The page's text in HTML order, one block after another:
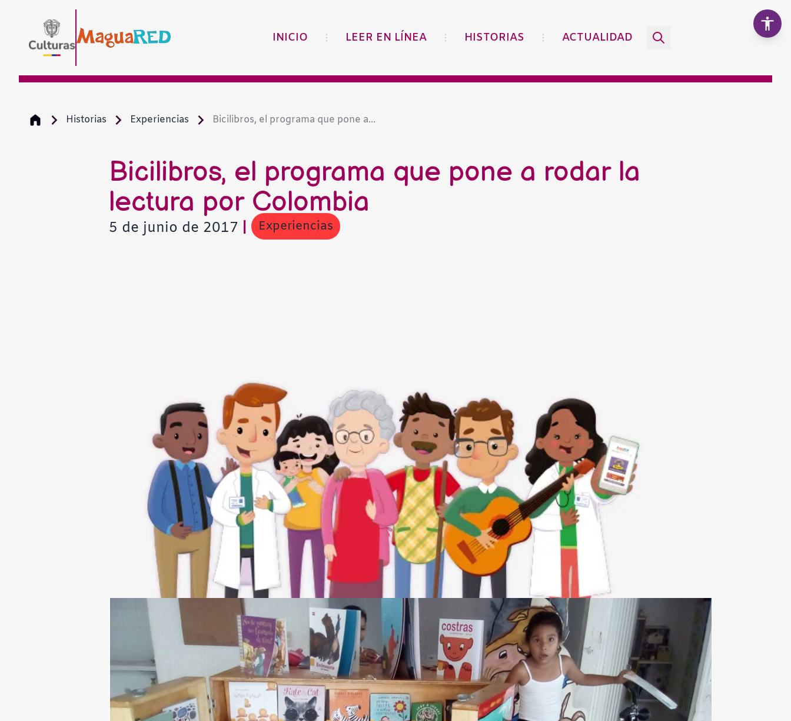
INICIO LEER EN LÍNEA HISTORIAS ACTUALIDAD
Historias Experiencias Bicilibros, el programa que pone a...
Bicilibros, el programa que pone a rodar la
lectura por Colombia
5 de junio de 2017 Experiencias